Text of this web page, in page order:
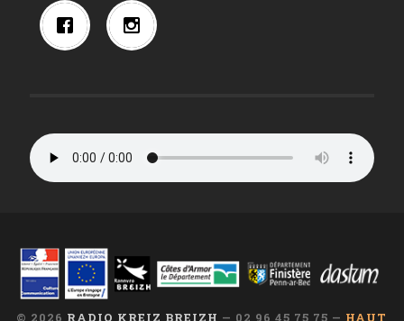
© 2026 RADIO KREIZ BREIZH — 02 96 45 75 75 — HAUT